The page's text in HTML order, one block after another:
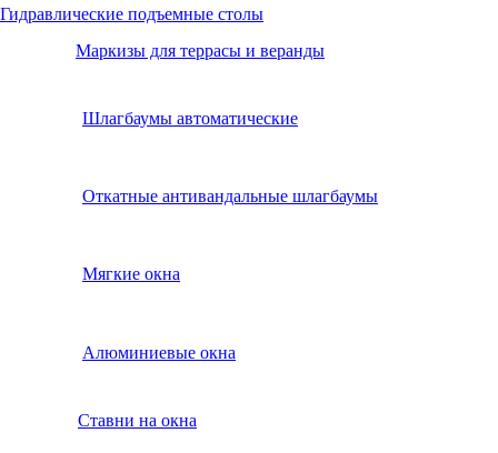
Гидравлические подъемные столы
Маркизы для террасы и веранды
Шлагбаумы автоматические
Откатные антивандальные шлагбаумы
Мягкие окна
Алюминиевые окна
Ставни на окна